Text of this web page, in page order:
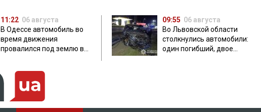
11:22 06 августа
В Одессе автомобиль во
время движения
провалился под землю в
09:55 06 августа
Во Львовской области
столкнулись автомобили:
один погибший, двое